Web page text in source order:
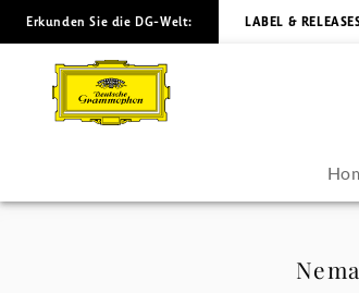
Nemanja
Radulovic
die
Erkunden Sie die DG-Welt: LABEL &